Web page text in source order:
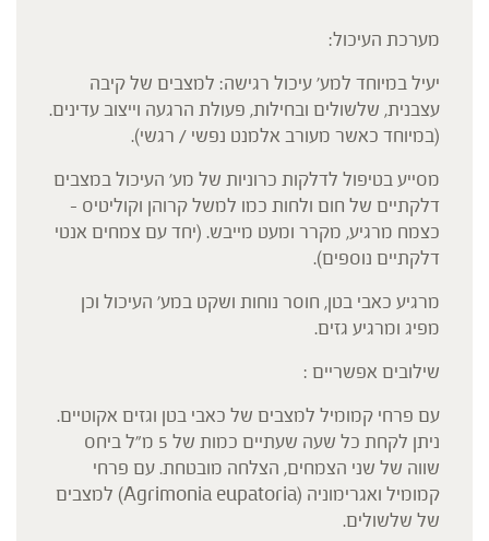
מערכת העיכול:
יעיל במיוחד למע' עיכול רגישה: למצבים של קיבה
עצבנית, שלשולים ובחילות, פעולת הרגעה וייצוב עדינים.
(במיוחד כאשר מעורב אלמנט נפשי / רגשי).
מסייע בטיפול לדלקות כרוניות של מע' העיכול במצבים
דלקתיים של חום ולחות כמו למשל קרוהן וקוליטיס –
כצמח מרגיע, מקרר ומעט מייבש. (יחד עם צמחים אנטי
דלקתיים נוספים).
מרגיע כאבי בטן, חוסר נוחות ושקט במע' העיכול וכן
מפיג ומרגיע גזים.
שילובים אפשריים :
עם פרחי קמומיל למצבים של כאבי בטן וגזים אקוטיים.
ניתן לקחת כל שעה שעתיים כמות של 5 מ"ל ביחס
שווה של שני הצמחים, הצלחה מובטחת. עם פרחי
קמומיל ואגרימוניה (Agrimonia eupatoria) למצבים
של שלשולים.